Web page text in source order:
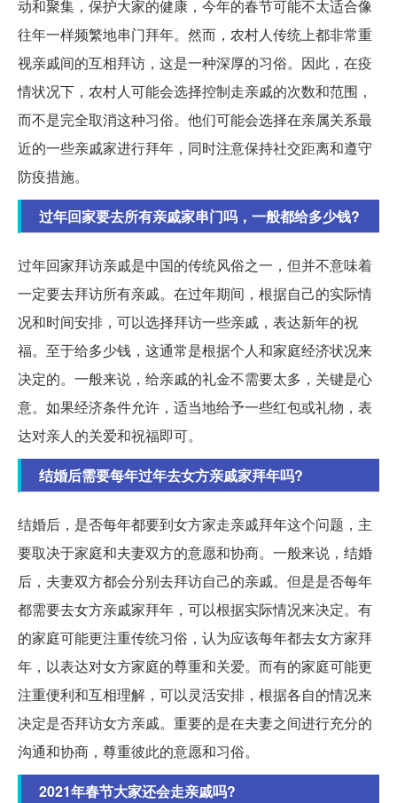
动和聚集，保护大家的健康，今年的春节可能不太适合像
往年一样频繁地串门拜年。然而，农村人传统上都非常重
视亲戚间的互相拜访，这是一种深厚的习俗。因此，在疫
情状况下，农村人可能会选择控制走亲戚的次数和范围，
而不是完全取消这种习俗。他们可能会选择在亲属关系最
近的一些亲戚家进行拜年，同时注意保持社交距离和遵守
防疫措施。
过年回家要去所有亲戚家串门吗，一般都给多少钱?
过年回家拜访亲戚是中国的传统风俗之一，但并不意味着
一定要去拜访所有亲戚。在过年期间，根据自己的实际情
况和时间安排，可以选择拜访一些亲戚，表达新年的祝
福。至于给多少钱，这通常是根据个人和家庭经济状况来
决定的。一般来说，给亲戚的礼金不需要太多，关键是心
意。如果经济条件允许，适当地给予一些红包或礼物，表
达对亲人的关爱和祝福即可。
结婚后需要每年过年去女方亲戚家拜年吗?
结婚后，是否每年都要到女方家走亲戚拜年这个问题，主
要取决于家庭和夫妻双方的意愿和协商。一般来说，结婚
后，夫妻双方都会分别去拜访自己的亲戚。但是是否每年
都需要去女方亲戚家拜年，可以根据实际情况来决定。有
的家庭可能更注重传统习俗，认为应该每年都去女方家拜
年，以表达对女方家庭的尊重和关爱。而有的家庭可能更
注重便利和互相理解，可以灵活安排，根据各自的情况来
决定是否拜访女方亲戚。重要的是在夫妻之间进行充分的
沟通和协商，尊重彼此的意愿和习俗。
2021年春节大家还会走亲戚吗?